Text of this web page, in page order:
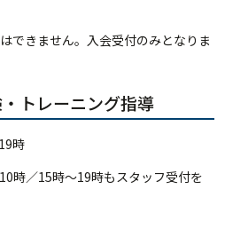
できません。入会受付のみとなりま
トレーニング指導
時
時／15時〜19時もスタッフ受付を